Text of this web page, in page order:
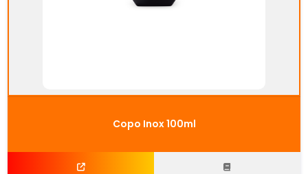
Copo Inox 100ml